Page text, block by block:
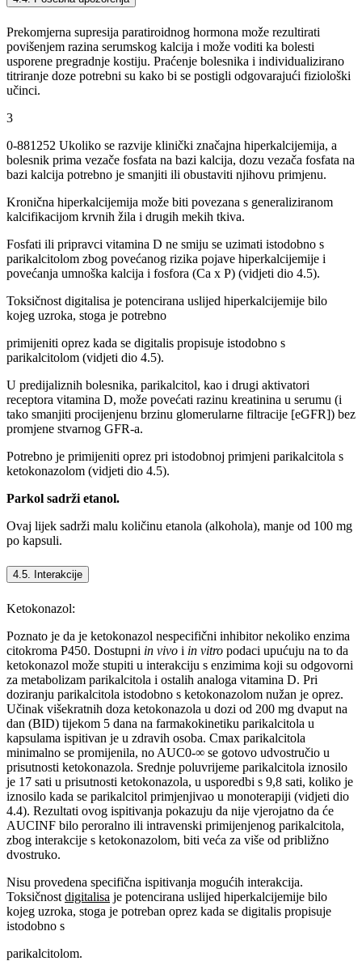
Prekomjerna supresija paratiroidnog hormona može rezultirati
povišenjem razina serumskog kalcija i može voditi ka bolesti
usporene pregradnje kostiju. Praćenje bolesnika i individualizirano
titriranje doze potrebni su kako bi se postigli odgovarajući fiziološki
učinci.
3
0-881252 Ukoliko se razvije klinički značajna hiperkalcijemija, a
bolesnik prima vezače fosfata na bazi kalcija, dozu vezača fosfata na
bazi kalcija potrebno je smanjiti ili obustaviti njihovu primjenu.
Kronična hiperkalcijemija može biti povezana s generaliziranom
kalcifikacijom krvnih žila i drugih mekih tkiva.
Fosfati ili pripravci vitamina D ne smiju se uzimati istodobno s
parikalcitolom zbog povećanog rizika pojave hiperkalcijemije i
povećanja umnoška kalcija i fosfora (Ca x P) (vidjeti dio 4.5).
Toksičnost digitalisa je potencirana uslijed hiperkalcijemije bilo
kojeg uzroka, stoga je potrebno
primijeniti oprez kada se digitalis propisuje istodobno s
parikalcitolom (vidjeti dio 4.5).
U predijaliznih bolesnika, parikalcitol, kao i drugi aktivatori
receptora vitamina D, može povećati razinu kreatinina u serumu (i
tako smanjiti procijenjenu brzinu glomerularne filtracije [eGFR]) bez
promjene stvarnog GFR-a.
Potrebno je primijeniti oprez pri istodobnoj primjeni parikalcitola s
ketokonazolom (vidjeti dio 4.5).
Parkol sadrži etanol.
Ovaj lijek sadrži malu količinu etanola (alkohola), manje od 100 mg
po kapsuli.
4.5. Interakcije
Ketokonazol:
Poznato je da je ketokonazol nespecifični inhibitor nekoliko enzima
citokroma P450. Dostupni in vivo i in vitro podaci upućuju na to da
ketokonazol može stupiti u interakciju s enzimima koji su odgovorni
za metabolizam parikalcitola i ostalih analoga vitamina D. Pri
doziranju parikalcitola istodobno s ketokonazolom nužan je oprez.
Učinak višekratnih doza ketokonazola u dozi od 200 mg dvaput na
dan (BID) tijekom 5 dana na farmakokinetiku parikalcitola u
kapsulama ispitivan je u zdravih osoba. Cmax parikalcitola
minimalno se promijenila, no AUC0-∞ se gotovo udvostručio u
prisutnosti ketokonazola. Srednje poluvrijeme parikalcitola iznosilo
je 17 sati u prisutnosti ketokonazola, u usporedbi s 9,8 sati, koliko je
iznosilo kada se parikalcitol primjenjivao u monoterapiji (vidjeti dio
4.4). Rezultati ovog ispitivanja pokazuju da nije vjerojatno da će
AUCINF bilo peroralno ili intravenski primijenjenog parikalcitola,
zbog interakcije s ketokonazolom, biti veća za više od približno
dvostruko.
Nisu provedena specifična ispitivanja mogućih interakcija.
Toksičnost digitalisa je potencirana uslijed hiperkalcijemije bilo
kojeg uzroka, stoga je potreban oprez kada se digitalis propisuje
istodobno s
parikalcitolom.